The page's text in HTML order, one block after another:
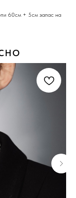
60см + 5см запас на